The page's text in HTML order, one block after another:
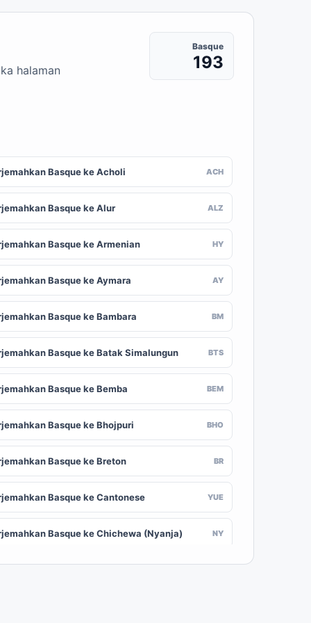
halaman
Basque
193
Basque ke Acholi ACH
Basque ke Alur ALZ
Basque ke Armenian HY
Basque ke Aymara AY
Basque ke Bambara BM
Basque ke Batak Simalungun BTS
Basque ke Bemba BEM
Basque ke Bhojpuri BHO
Basque ke Breton BR
Basque ke Cantonese YUE
Basque ke Chichewa (Nyanja) NY